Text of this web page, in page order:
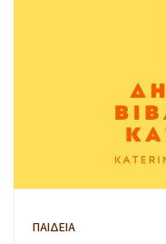
ΠΑΙΔΕΙΑ